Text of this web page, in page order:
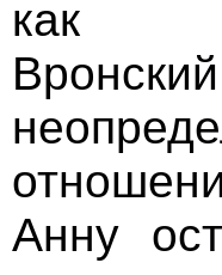
как
Анну